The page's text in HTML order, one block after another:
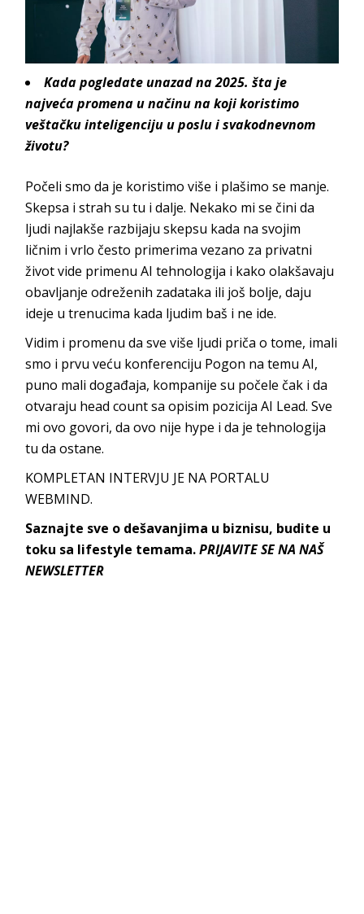
Kada pogledate unazad na 2025. šta je
najveća promena u načinu na koji koristimo
veštačku inteligenciju u poslu i svakodnevnom
životu?
Počeli smo da je koristimo više i plašimo se manje.
Skepsa i strah su tu i dalje. Nekako mi se čini da
ljudi najlakše razbijaju skepsu kada na svojim
ličnim i vrlo često primerima vezano za privatni
život vide primenu AI tehnologija i kako olakšavaju
obavljanje odreženih zadataka ili još bolje, daju
ideje u trenucima kada ljudim baš i ne ide.
Vidim i promenu da sve više ljudi priča o tome, imali
smo i prvu veću konferenciju Pogon na temu AI,
puno mali događaja, kompanije su počele čak i da
otvaraju head count sa opisim pozicija AI Lead. Sve
mi ovo govori, da ovo nije hype i da je tehnologija
tu da ostane.
KOMPLETAN INTERVJU JE NA PORTALU
WEBMIND.
Saznajte sve o dešavanjima u biznisu, budite u
toku sa lifestyle temama.PRIJAVITE SE NA NAŠ
NEWSLETTER